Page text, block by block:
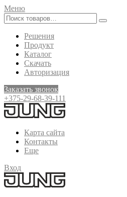
Меню
Решения
Продукт
Каталог
Скачать
Авторизация
Заказать звонок
+375-29-68-39-111
Карта сайта
Контакты
Еще
Вход